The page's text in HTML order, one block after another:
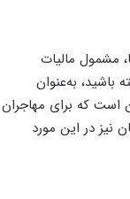
مشمول مالیات
سکونت داشته باشید، به‌عنوان
است که برای مهاجران
در این مورد